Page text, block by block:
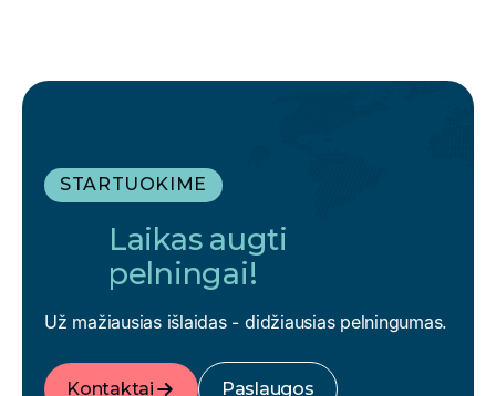
STARTUOKIME
Laikas augti
pelningai!
Už mažiausias išlaidas - didžiausias pelningumas.
Kontaktai Paslaugos